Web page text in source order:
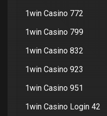
1win Casino 772
1win Casino 799
1win Casino 832
1win Casino 923
1win Casino 951
1win Casino Login 42